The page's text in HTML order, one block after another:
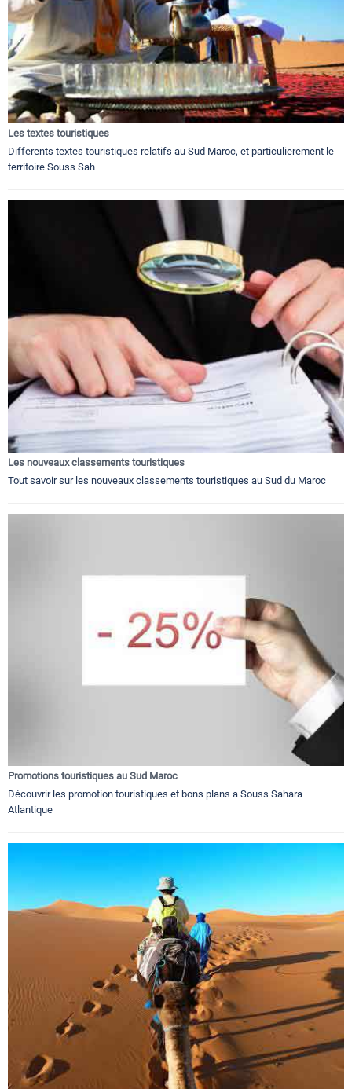
Les textes touristiques
Differents textes touristiques relatifs au Sud Maroc, et particulierement le
territoire Souss Sah
Les nouveaux classements touristiques
Tout savoir sur les nouveaux classements touristiques au Sud du Maroc
Promotions touristiques au Sud Maroc
Découvrir les promotion touristiques et bons plans a Souss Sahara
Atlantique